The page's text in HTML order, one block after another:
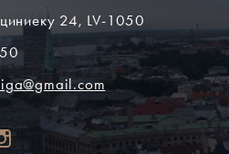
24, LV-1050